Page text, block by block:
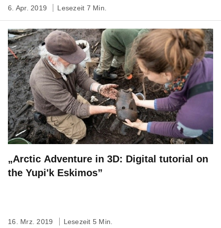
6. Apr. 2019 Lesezeit 7 Min.
„Arctic Adventure in 3D: Digital tutorial on
the Yupi'k Eskimos”
16. Mrz. 2019 Lesezeit 5 Min.